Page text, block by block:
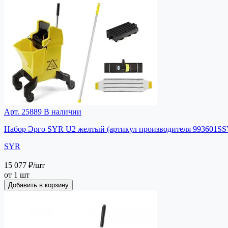
Арт. 25889 В наличии
Набор Эрго SYR U2 желтый (артикул производителя
SYR
15 077 ₽/шт
от 1 шт
Добавить в корзину